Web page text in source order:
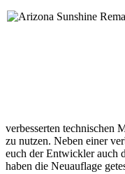
verbesserten technischen
zu nutzen. Neben einer
euch der Entwickler auch
haben die Neuauflage